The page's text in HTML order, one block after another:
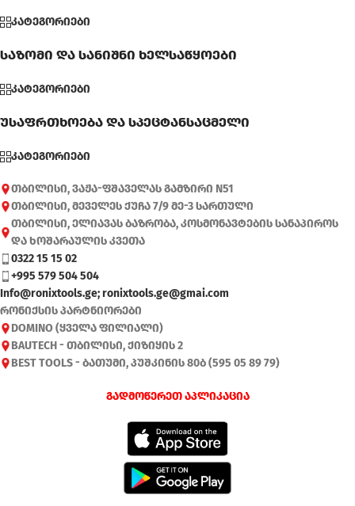
კატეგორიები
საზომი და სანიშნი ხელსაწყოები
კატეგორიები
უსაფრთხოება და სპეცტანსაცმელი
კატეგორიები
თბილისი, ვაჟა-ფშაველას გამზირი N51
თბილისი, მეველეს ქუჩა 7/9 მე-3 სართული
თბილისი, ელიავას ბაზრობა, კოსმონავტების სანაპიროს
და ხოშარაულის კვეთა
0322 15 15 02
+995 579 504 504
Info@ronixtools.ge; ronixtools.ge@gmai.com
რონიქსის პარტნიორები
DOMINO (ყველა ფილიალი)
BAUTECH - თბილისი, ქიზიყის 2
BEST TOOLS - ბათუმი, პუშკინის 80ბ (595 05 89 79)
გადმოწერეთ აპლიკაცია